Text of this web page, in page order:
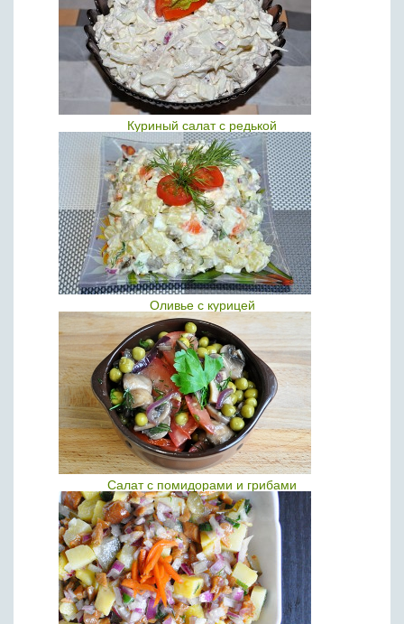
Куриный салат с редькой
Оливье с курицей
Салат с помидорами и грибами